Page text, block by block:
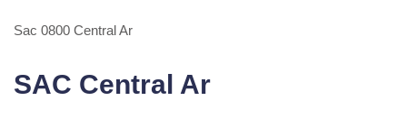
Sac 0800 Central Ar
SAC Central Ar